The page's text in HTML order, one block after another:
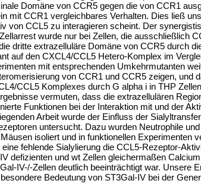
Domäne von CCR5 gegen die von CCR1
mit CCR1 vergleichbares Verhalten. Dies ließ
von CCL5 zu interagieren scheint. Der
wurde nur bei Zellen, die ausschließlich
dritte extrazelluläre Domäne von CCR5 durch
auf den CXCL4/CCL5 Hetero-Komplex im
mit entsprechenden Umkehrmutanten
von CCR1 und CCR5 zeigen, und
CCL5 Komplexes durch G alpha i in THP
vermuten, dass die extrazellulären
Funktionen bei der Interaktion mit und der
Arbeit wurde der Einfluss der
untersucht. Dazu wurden Neutrophile
isoliert und in funktionellen Experimenten
fehlende Sialylierung die CCL5-Rezeptor-
defizienten und wt Zellen gleichermaßen
IV-/-Zellen deutlich beeinträchtigt war. Unsere
Bedeutung von ST3Gal-IV bei der